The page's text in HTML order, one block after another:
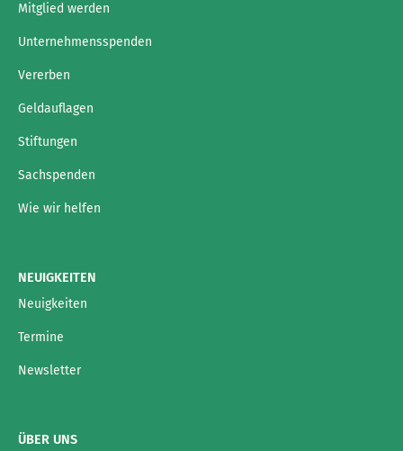
Mitglied werden
Unternehmensspenden
Vererben
Geldauflagen
Stiftungen
Sachspenden
Wie wir helfen
NEUIGKEITEN
Neuigkeiten
Termine
Newsletter
ÜBER UNS